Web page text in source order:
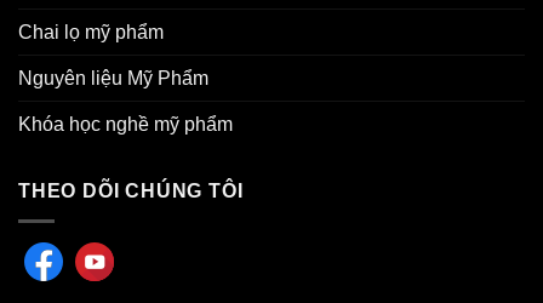
Chai lọ mỹ phẩm
Nguyên liệu Mỹ Phẩm
Khóa học nghề mỹ phẩm
THEO DÕI CHÚNG TÔI